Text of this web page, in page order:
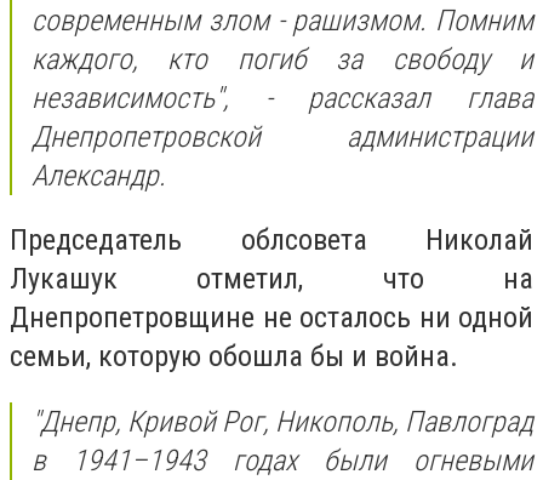
современным злом - рашизмом. Помним
каждого, кто погиб за свободу и
независимость", - рассказал глава
Днепропетровской администрации
Александр.
Председатель облсовета Николай
Лукашук отметил, что на
Днепропетровщине не осталось ни одной
семьи, которую обошла бы и война.
"Днепр, Кривой Рог, Никополь, Павлоград
в 1941–1943 годах были огневыми